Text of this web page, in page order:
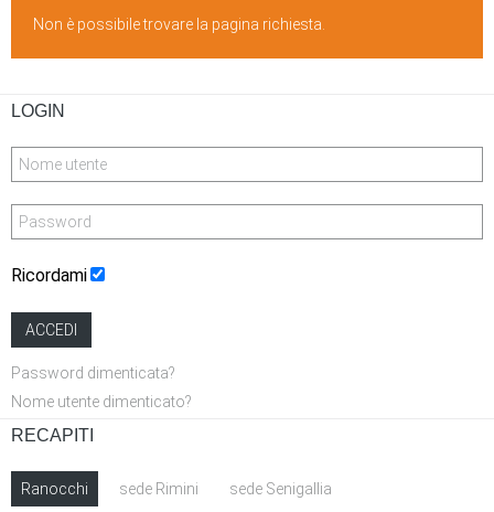
Non è possibile trovare la pagina richiesta.
LOGIN
Ricordami
ACCEDI
Password dimenticata?
Nome utente dimenticato?
RECAPITI
Ranocchi sede Rimini sede Senigallia